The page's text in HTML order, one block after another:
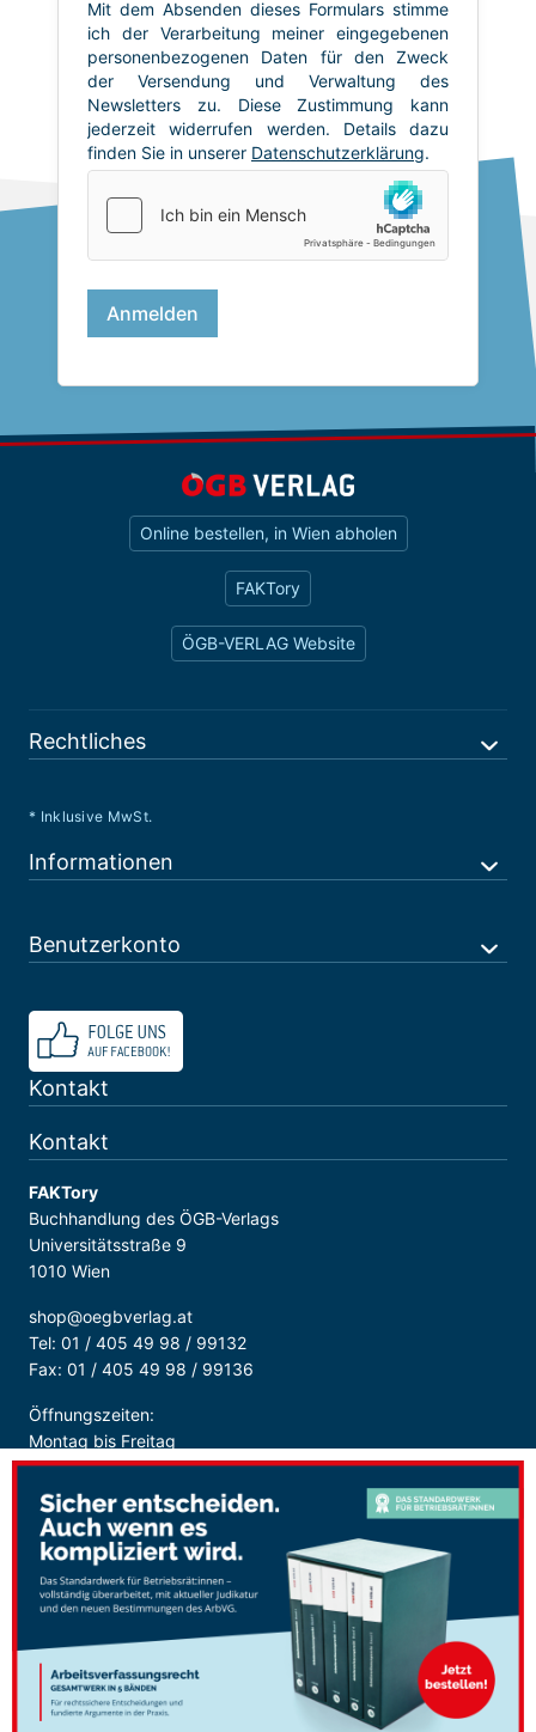
Online bestellen, in Wien abholen
FAKTory
ÖGB-VERLAG Website
Rechtliches
* Inklusive MwSt.
Informationen
Benutzerkonto
Kontakt
Kontakt
FAKTory
Buchhandlung des ÖGB-Verlags
Universitätsstraße 9
1010 Wien
shop@oegbverlag.at
Tel: 01 / 405 49 98 / 99132
Fax: 01 / 405 49 98 / 99136
Öffnungszeiten:
Montag bis Freitag
9:00 - 18:00 Uhr
durchgehend
Sicher Bezahlen: